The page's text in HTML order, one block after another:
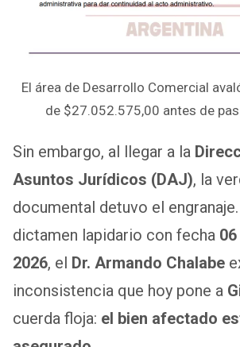
El área de Desarrollo Comercial
de $27.052.575,00 antes de
Sin embargo, al llegar a la
Asuntos Jurídicos (DAJ), la
documental detuvo el engranaje.
dictamen lapidario con fecha
2026, el Dr. Armando Chalabe
inconsistencia que hoy pone a
cuerda floja: el bien afectado